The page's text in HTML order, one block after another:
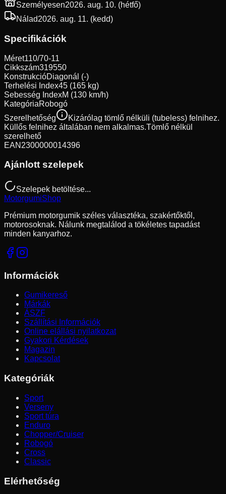
Személyesen2026. aug. 10. (hétfő)
Nálad2026. aug. 11. (kedd)
Specifikációk
Méret110/70-11
Cikkszám319550
KonstrukcióDiagonál (-)
Terhelési Index45 (165 kg)
Sebesség IndexM (130 km/h)
KategóriaRobogó
Szerelhetőség
Kizárólag tömlő nélküli (tubeless) felnihez.
Küllős felnihez általában nem alkalmas.Tömlő nélkül
szerelhető
EAN 2300000014396
Ajánlott szelepek
Szelepek betöltése...
MotorgumiShop
Prémium motorgumik széles választéka, szakértőktől,
motorosoknak. Nálunk megtalálod a tökéletes tapadást
minden kanyarhoz.
Információk
Gumikereső
Márkák
ÁSZF
Szállítási Információk
Online elállási nyilatkozat
Gyakori Kérdések
Magazin
Kapcsolat
Kategóriák
Sport
Verseny
Sport túra
Enduro
Chopper/Cruiser
Robogó
Cross
Classic
Elérhetőség